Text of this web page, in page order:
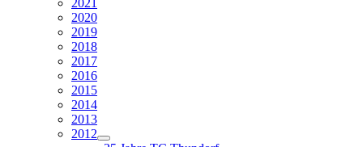
2021
2020
2019
2018
2017
2016
2015
2014
2013
2012